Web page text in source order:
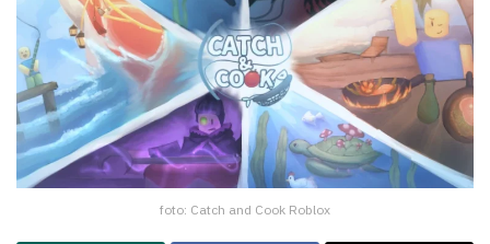
foto: Catch and Cook Roblox